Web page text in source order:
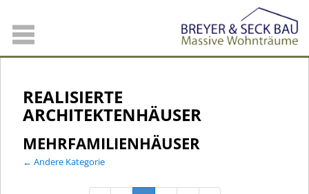
REALISIERTE
ARCHITEKTENHÄUSER
MEHRFAMILIEN​HÄUSER
← Andere Kategorie